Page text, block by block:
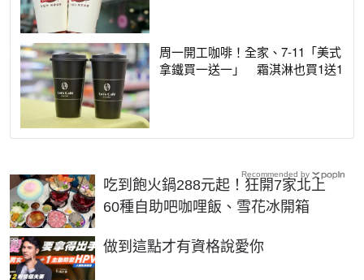
周一開工咖啡！全家、7-11「美式
拿鐵買一送一」 霜淇淋也買1送1
吃到飽火鍋288元起！狂開7家北上
60種自助吧咖哩飯、雪花冰開箱
做到這點才有資格說愛你
PR
Recommended by